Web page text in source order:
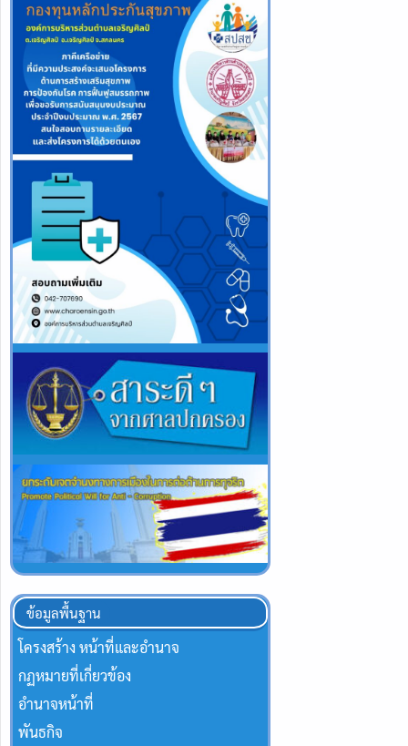
ข้อมูลพื้นฐาน
โครงสร้าง หน้าที่และอำนาจ
กฏหมายที่เกี่ยวข้อง
อำนาจหน้าที่
พันธกิจ